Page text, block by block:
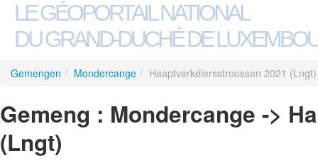
LE GÉOPORTAIL NATIONAL
DU GRAND-DUCHÉ DE
Gemengen / Mondercange / Haaptverkéiersstroossen 2021 (Lngt)
Gemeng : Mondercange ->
(Lngt)